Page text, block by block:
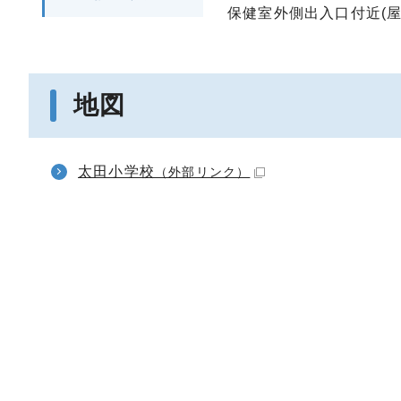
保健室外側出入口付近(
地図
太田小学校 （外部リンク）